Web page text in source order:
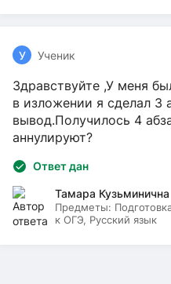
У Ученик
Здравствуйте ,У меня
в изложении я сделал 3
вывод.Получилось 4
аннулируют?
Ответ дан
Тамара Кузьминична
Предметы:
к ОГЭ, Русский язык